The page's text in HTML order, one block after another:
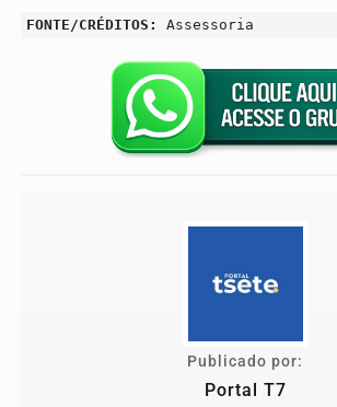
FONTE/CRÉDITOS: Assessoria
Publicado por:
Portal T7